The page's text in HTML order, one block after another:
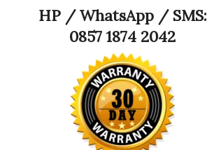
HP /WhatsApp / SMS:
0857 1874 2042